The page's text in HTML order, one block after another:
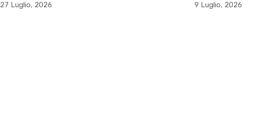
27 Luglio, 2026 9 Luglio, 2026